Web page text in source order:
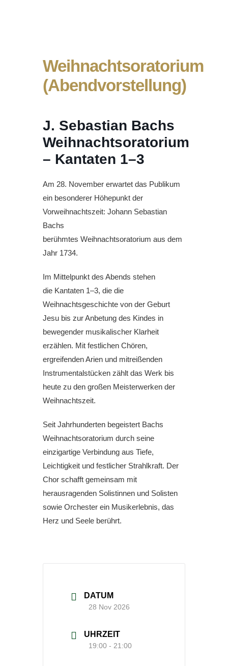
Weihnachtsoratorium
(Abendvorstellung)
J. Sebastian Bachs
Weihnachtsoratorium
– Kantaten 1–3
Am 28. November erwartet das Publikum
ein besonderer Höhepunkt der
Vorweihnachtszeit: Johann Sebastian
Bachs
berühmtes Weihnachtsoratorium aus dem
Jahr 1734.
Im Mittelpunkt des Abends stehen
die Kantaten 1–3, die die
Weihnachtsgeschichte von der Geburt
Jesu bis zur Anbetung des Kindes in
bewegender musikalischer Klarheit
erzählen. Mit festlichen Chören,
ergreifenden Arien und mitreißenden
Instrumentalstücken zählt das Werk bis
heute zu den großen Meisterwerken der
Weihnachtszeit.
Seit Jahrhunderten begeistert Bachs
Weihnachtsoratorium durch seine
einzigartige Verbindung aus Tiefe,
Leichtigkeit und festlicher Strahlkraft. Der
Chor schafft gemeinsam mit
herausragenden Solistinnen und Solisten
sowie Orchester ein Musikerlebnis, das
Herz und Seele berührt.
DATUM
28 Nov 2026
UHRZEIT
19:00 - 21:00